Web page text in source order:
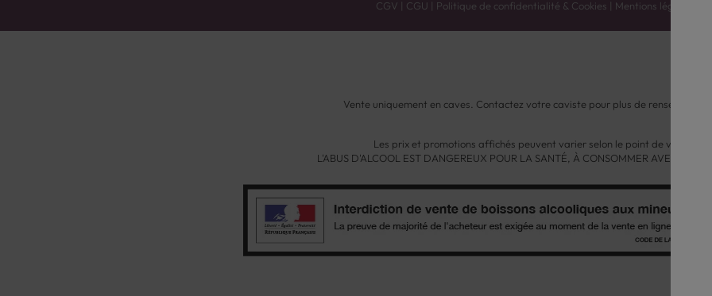
CGV | CGU | Politique de confidentialité & Cookies | Mentions légales
Vente uniquement en caves. Contactez votre caviste pour plus de
Les prix et promotions affichés peuvent varier selon le point de vente.
L'ABUS D'ALCOOL EST DANGEREUX POUR LA SANTÉ, À CONSOMMER AVEC